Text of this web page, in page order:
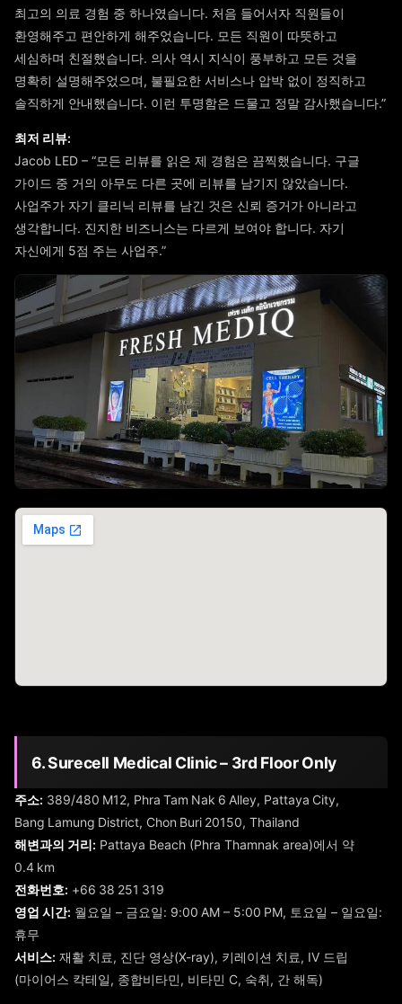
최고의 의료 경험 중 하나였습니다. 처음 들어서자 직원들이
환영해주고 편안하게 해주었습니다. 모든 직원이 따뜻하고
세심하며 친절했습니다. 의사 역시 지식이 풍부하고 모든 것을
명확히 설명해주었으며, 불필요한 서비스나 압박 없이 정직하고
솔직하게 안내했습니다. 이런 투명함은 드물고 정말 감사했습니다.”
최저 리뷰:
Jacob LED – “모든 리뷰를 읽은 제 경험은 끔찍했습니다. 구글
가이드 중 거의 아무도 다른 곳에 리뷰를 남기지 않았습니다.
사업주가 자기 클리닉 리뷰를 남긴 것은 신뢰 증거가 아니라고
생각합니다. 진지한 비즈니스는 다르게 보여야 합니다. 자기
자신에게 5점 주는 사업주.”
6. Surecell Medical Clinic – 3rd Floor Only
주소: 389/480 M12, Phra Tam Nak 6 Alley, Pattaya City,
Bang Lamung District, Chon Buri 20150, Thailand
해변과의 거리: Pattaya Beach (Phra Thamnak area)에서 약
0.4 km
전화번호: +66 38 251 319
영업 시간: 월요일 – 금요일: 9:00 AM – 5:00 PM, 토요일 – 일요일:
휴무
서비스: 재활 치료, 진단 영상(X-ray), 키레이션 치료, IV 드립
(마이어스 칵테일, 종합비타민, 비타민 C, 숙취, 간 해독)